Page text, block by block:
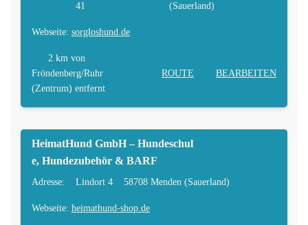
41
(Sauerland)
Webseite: sorgloshund.de
2 km von
Fröndenberg/Ruhr
(Zentrum) entfernt
ROUTE BEARBEITEN
HeimatHund GmbH – Hundeschul
e, Hundezubehör & BARF
Adresse: Lindort 4 58708 Menden (Sauerland)
Webseite: heimathund-shop.de